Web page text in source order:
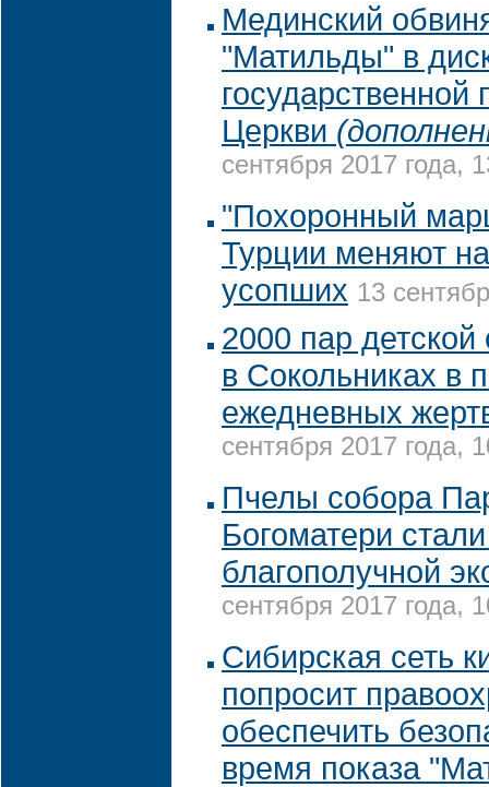
Мединский
"Матильды" в
государственной
Церкви
сентября 2017 года,
"Похоронный
Турции меняют
усопших 13
2000 пар детской
в Сокольниках в
ежедневных
сентября 2017 года,
Пчелы собора
Богоматери
благополучной
сентября 2017 года,
Сибирская сеть
попросит
обеспечить
время показа